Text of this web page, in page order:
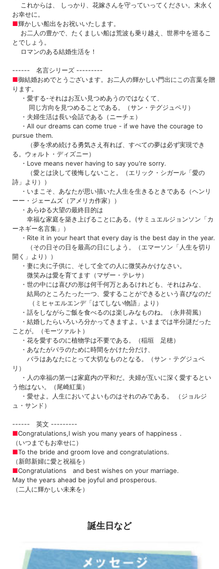
これからは、 しっかり、花嫁さんを守っていってください。末永く
お幸せに。
■輝かしい船出をお祝いいたします。
お二人の豊かで、たくましい船は荒波も乗り越え、世界中を巡るこ
とでしょう。
ロマンのある結婚生活を！
------ 名言シリーズ ---------
■御結婚おめでとうございます。お二人の輝かしい門出にこの言葉を贈
ります。
・愛する-それはお互い見つめあうのではなくて、
同じ方向を見つめることである。
（サン・テグジュペリ）
・夫婦生活は長い会話である （ニーチェ）
・All our dreams can come true - if we have the courage to
pursue them.
（夢を求め続ける勇気さえ有れば、すべての夢は必ず実現でき
る。ウォルト・ディズニー）
・Love means never having to say you're sorry.
（愛とは決して後悔しないこと。（エリック・シガール「愛の
詩」より））
・いまこそ、あなたが思い描いた人生を生きるときである （ヘンリ
ーー・ジェームズ（アメリカ作家））
・あらゆる大望の最終目的は
幸福な家庭を築き上げることにある。 (サミュエルジョンソン「カ
ーネギー名言集」）
・Rite it in your heart that every day is the best day in the year.
（その日その日を最高の日にしよう。（エマーソン「人生を切り
開く」より））
・妻に夫に子供に、そして全ての人に微笑みかけなさい。
微笑みは愛を育てます （マザー・テレサ）
・世の中には喜びの形は何千何万とあるけれども、それはみな、
結局のところたった一つ、愛することができるという喜びなのだ
（ミヒャエルエンデ「はてしない物語」より）
・話をしながらご飯を食べるのは楽しみなものね。
（永井荷風）
・結婚したらいろいろ分かってきますよ。いままでは半分謎だった
ことが。
（モーツァルト）
・花を愛するのに植物学は不要である。
（稲垣 足穂）
・あなたがバラのために時間をかけた分だけ、
バラはあなたにとって大切なものとなる。
（サン・テグジュペ
リ）
・人の幸福の第一は家庭内の平和だ。夫婦が互いに深く愛するとい
う他はない。
（尾崎紅葉）
・愛せよ。人生においてよいものはそれのみである。
（ジョルジ
ュ・サンド）
------ 英文 ---------
■Congratulations,I wish you many years of happiness．
（いつまでもお幸せに）
■To the bride and groom love and congratulations.
（新郎新婦に愛と祝福を）
■Congratulations and best wishes on your marriage.
May the years ahead be joyful and prosperous.
（二人に輝かしい未来を）
誕生日など